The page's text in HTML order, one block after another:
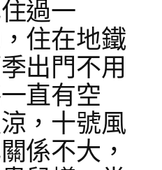
過一
住在地鐵
出門不用
直有空
，十號風
係不大，